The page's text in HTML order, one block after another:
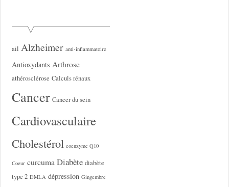
ail Alzheimer anti-inflammatoire
Antioxydants Arthrose
athérosclérose Calculs rénaux
Cancer Cancer du sein
Cardiovasculaire
Cholestérol coenzyme Q10
Coeur curcuma Diabète diabète
type 2 DMLA dépression Gingembre